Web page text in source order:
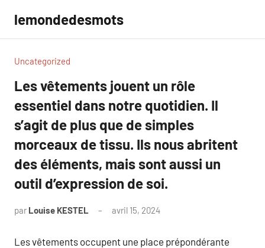
contenu
lemondedesmots
Uncategorized
Les vêtements jouent un rôle
essentiel dans notre quotidien. Il
s’agit de plus que de simples
morceaux de tissu. Ils nous abritent
des éléments, mais sont aussi un
outil d’expression de soi.
par Louise KESTEL avril 15, 2024
Les vêtements occupent une place prépondérante